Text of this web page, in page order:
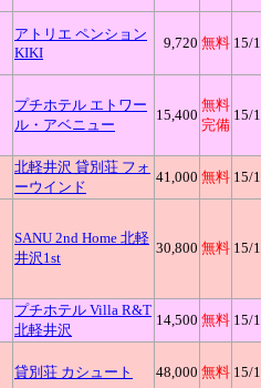
アトリエ ペンション
KIKI
9,720 無料 15/
プチホテル エトワー
ル ・アベニュー
15,400
無料
完備
15/
北軽井沢 貸別荘 フォ
ーウインド
41,000 無料 15/
SANU 2nd Home 北軽
井沢1st
30,800 無料 15/
プチホテル Villa R&T
北軽井沢
14,500 無料 15/
貸別荘 カシュート 48,000 無料 15/